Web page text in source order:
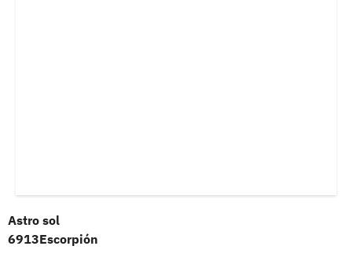
Astro sol
6913Escorpión